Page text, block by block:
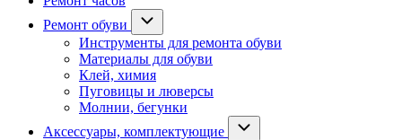
Ремонт обуви
Инструменты для ремонта обуви
Материалы для обуви
Клей, химия
Пуговицы и люверсы
Молнии, бегунки
Аксессуары, комплектующие